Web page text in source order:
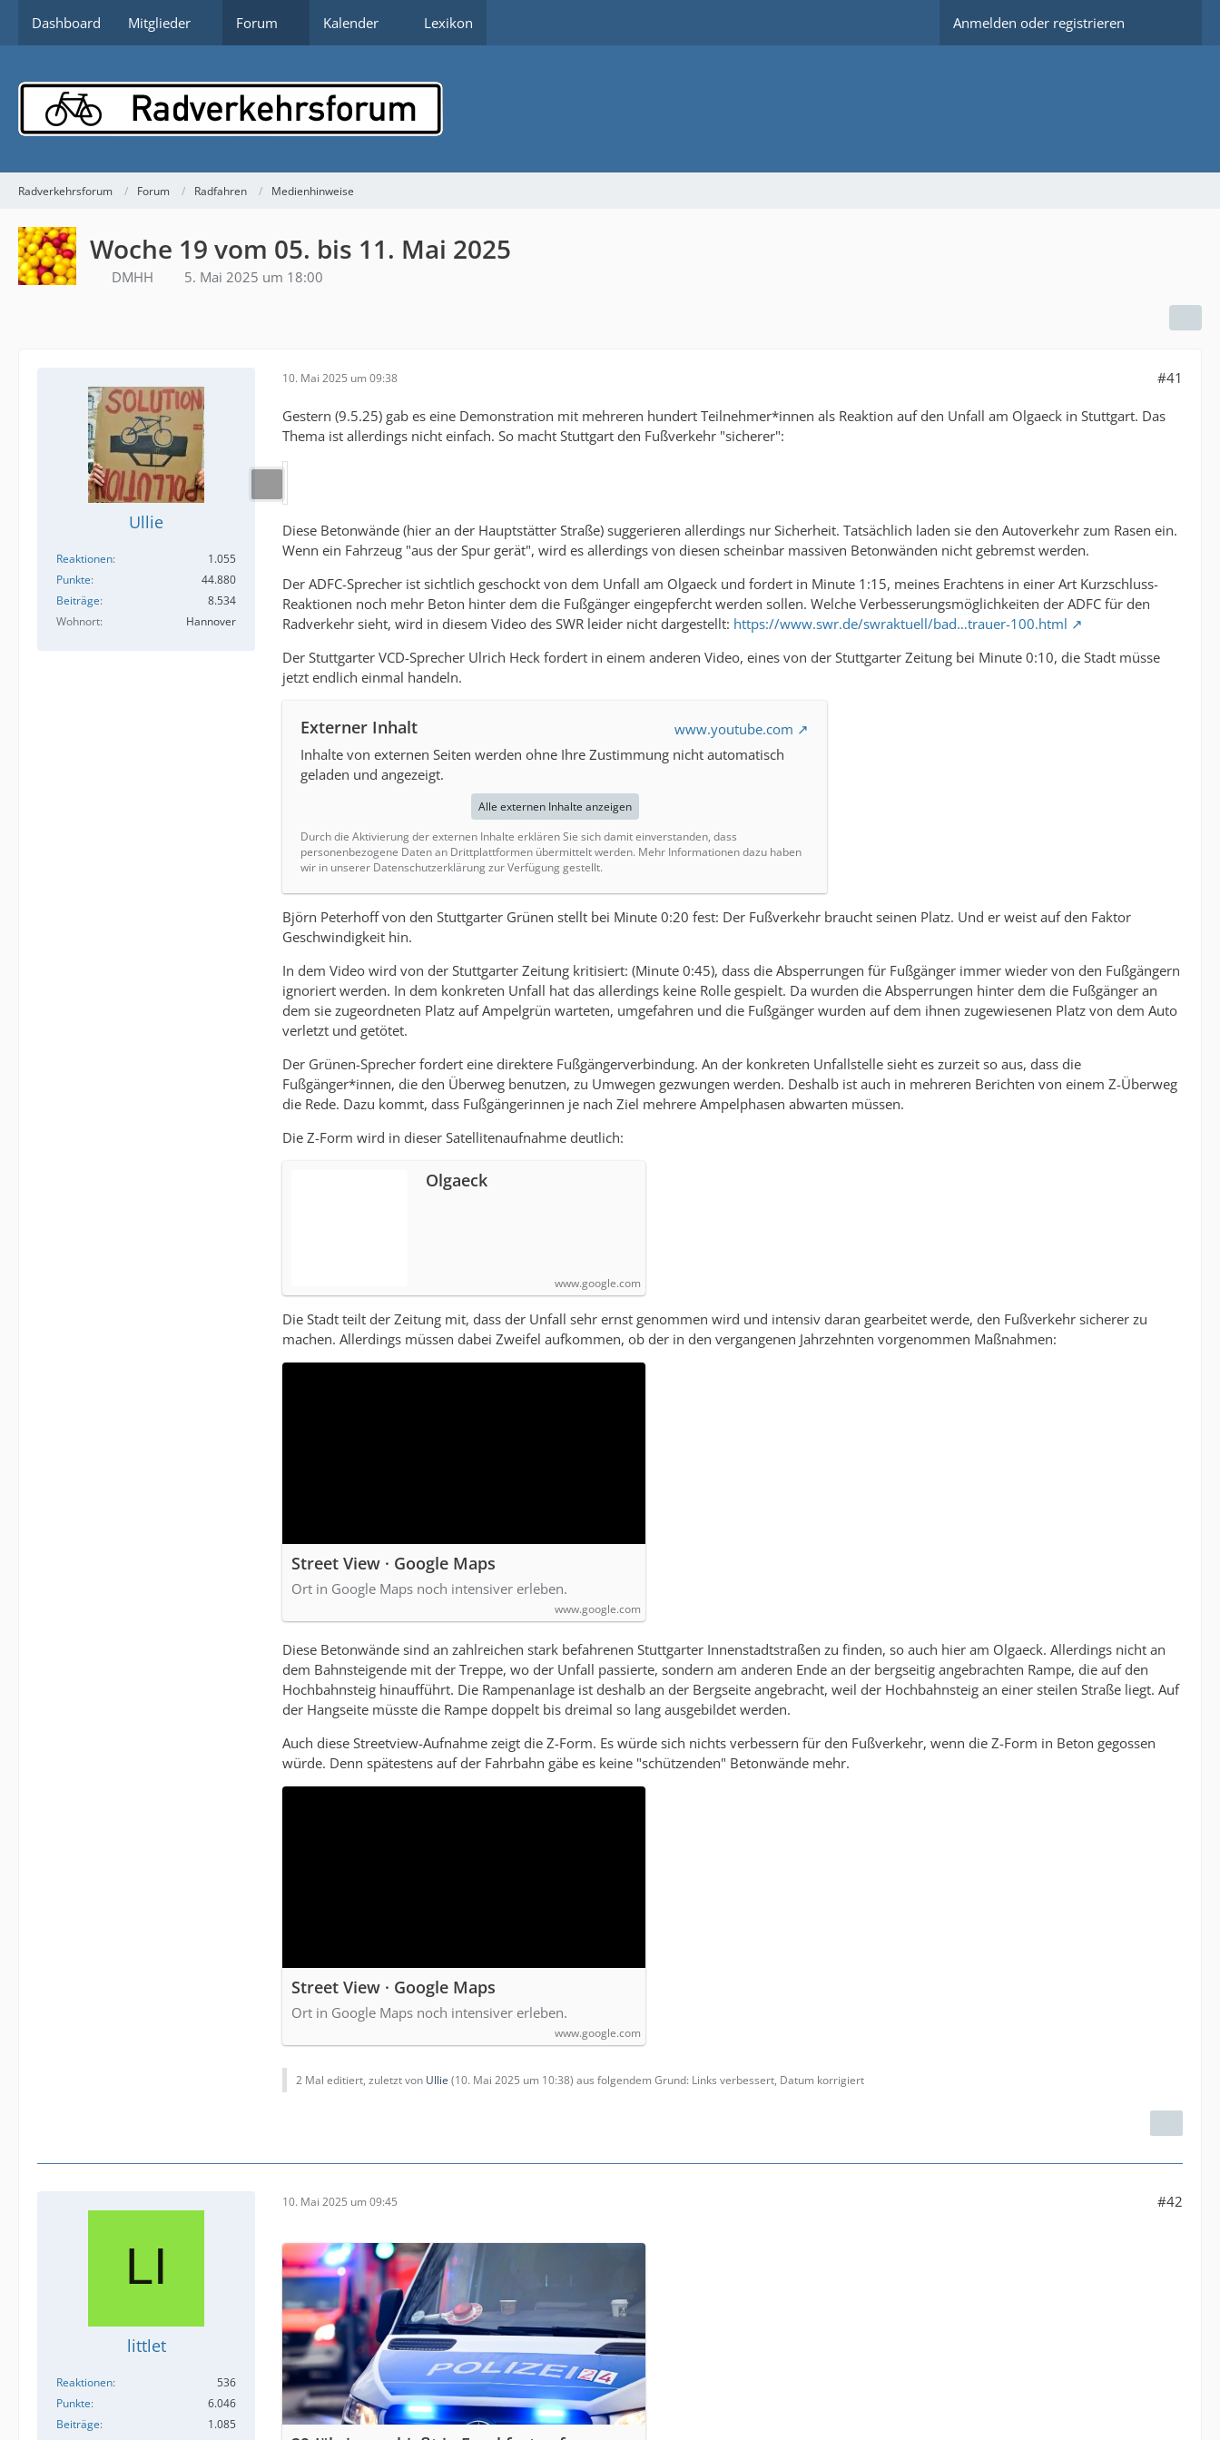
Dashboard Mitglieder Forum Kalender Lexikon Anmelden oder registrieren
Radverkehrsforum Forum Radfahren Medienhinweise
Woche 19 vom 05. bis 11. Mai 2025
DMHH 5. Mai 2025 um 18:00
Ullie
Reaktionen
1.055
Punkte
44.880
Beiträge
8.534
Wohnort
Hannover
10. Mai 2025 um 09:38 #41
Gestern (9.5.25) gab es eine Demonstration mit mehreren hundert Teilnehmer*innen als Reaktion auf den Unfall am Olgaeck in Stuttgart. Das
Thema ist allerdings nicht einfach. So macht Stuttgart den Fußverkehr "sicherer":
Diese Betonwände (hier an der Hauptstätter Straße) suggerieren allerdings nur Sicherheit. Tatsächlich laden sie den Autoverkehr zum Rasen ein.
Wenn ein Fahrzeug "aus der Spur gerät", wird es allerdings von diesen scheinbar massiven Betonwänden nicht gebremst werden.
Der ADFC-Sprecher ist sichtlich geschockt von dem Unfall am Olgaeck und fordert in Minute 1:15, meines Erachtens in einer Art Kurzschluss-
Reaktionen noch mehr Beton hinter dem die Fußgänger eingepfercht werden sollen. Welche Verbesserungsmöglichkeiten der ADFC für den
Radverkehr sieht, wird in diesem Video des SWR leider nicht dargestellt: https://www.swr.de/swraktuell/bad…trauer-100.html
Der Stuttgarter VCD-Sprecher Ulrich Heck fordert in einem anderen Video, eines von der Stuttgarter Zeitung bei Minute 0:10, die Stadt müsse
jetzt endlich einmal handeln.
Externer Inhalt
www.youtube.com
Inhalte von externen Seiten werden ohne Ihre Zustimmung nicht automatisch
geladen und angezeigt.
Alle externen Inhalte anzeigen
Durch die Aktivierung der externen Inhalte erklären Sie sich damit einverstanden, dass
personenbezogene Daten an Drittplattformen übermittelt werden. Mehr Informationen dazu haben
wir in unserer Datenschutzerklärung zur Verfügung gestellt.
Björn Peterhoff von den Stuttgarter Grünen stellt bei Minute 0:20 fest: Der Fußverkehr braucht seinen Platz. Und er weist auf den Faktor
Geschwindigkeit hin.
In dem Video wird von der Stuttgarter Zeitung kritisiert: (Minute 0:45), dass die Absperrungen für Fußgänger immer wieder von den Fußgängern
ignoriert werden. In dem konkreten Unfall hat das allerdings keine Rolle gespielt. Da wurden die Absperrungen hinter dem die Fußgänger an
dem sie zugeordneten Platz auf Ampelgrün warteten, umgefahren und die Fußgänger wurden auf dem ihnen zugewiesenen Platz von dem Auto
verletzt und getötet.
Der Grünen-Sprecher fordert eine direktere Fußgängerverbindung. An der konkreten Unfallstelle sieht es zurzeit so aus, dass die
Fußgänger*innen, die den Überweg benutzen, zu Umwegen gezwungen werden. Deshalb ist auch in mehreren Berichten von einem Z-Überweg
die Rede. Dazu kommt, dass Fußgängerinnen je nach Ziel mehrere Ampelphasen abwarten müssen.
Die Z-Form wird in dieser Satellitenaufnahme deutlich:
Olgaeck
www.google.com
Die Stadt teilt der Zeitung mit, dass der Unfall sehr ernst genommen wird und intensiv daran gearbeitet werde, den Fußverkehr sicherer zu
machen. Allerdings müssen dabei Zweifel aufkommen, ob der in den vergangenen Jahrzehnten vorgenommen Maßnahmen:
Street View · Google Maps
Ort in Google Maps noch intensiver erleben.
www.google.com
Diese Betonwände sind an zahlreichen stark befahrenen Stuttgarter Innenstadtstraßen zu finden, so auch hier am Olgaeck. Allerdings nicht an
dem Bahnsteigende mit der Treppe, wo der Unfall passierte, sondern am anderen Ende an der bergseitig angebrachten Rampe, die auf den
Hochbahnsteig hinaufführt. Die Rampenanlage ist deshalb an der Bergseite angebracht, weil der Hochbahnsteig an einer steilen Straße liegt. Auf
der Hangseite müsste die Rampe doppelt bis dreimal so lang ausgebildet werden.
Auch diese Streetview-Aufnahme zeigt die Z-Form. Es würde sich nichts verbessern für den Fußverkehr, wenn die Z-Form in Beton gegossen
würde. Denn spätestens auf der Fahrbahn gäbe es keine "schützenden" Betonwände mehr.
Street View · Google Maps
Ort in Google Maps noch intensiver erleben.
www.google.com
2 Mal editiert, zuletzt von Ullie (10. Mai 2025 um 10:38) aus folgendem Grund: Links verbessert, Datum korrigiert
littlet
Reaktionen
536
Punkte
6.046
Beiträge
1.085
10. Mai 2025 um 09:45 #42